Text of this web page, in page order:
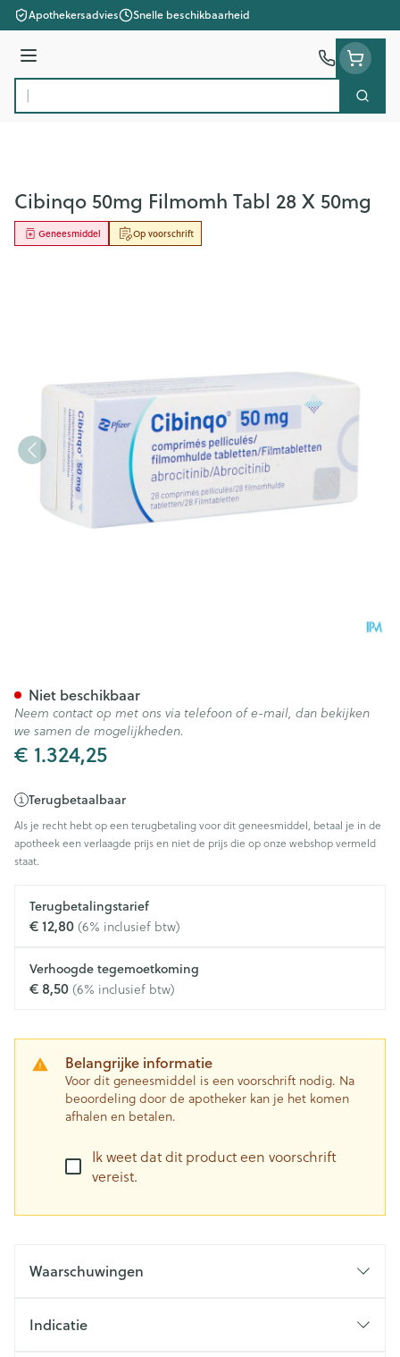
Ga naar de inhoud
Apothekersadvies Snelle beschikbaarheid
Menu
Product, merk, categorie... Zoek
Cibinqo 50mg Filmomh Tabl 28 X 50mg
Op voorschrift
Geneesmiddel
€ 1.324,25
Terugbetaalbaar
Als je recht hebt op een terugbetaling voor dit geneesmiddel, betaal je in de
apotheek een verlaagde prijs en niet de prijs die op onze webshop vermeld
staat.
Terugbetalingstarief
€ 12,80 (6% inclusief btw)
Verhoogde tegemoetkoming
€ 8,50 (6% inclusief btw)
Belangrijke informatie
Voor dit geneesmiddel is een voorschrift nodig. Na
beoordeling door de apotheker kan je het komen
afhalen en betalen.
Ik weet dat dit product een voorschrift
vereist.
Niet beschikbaar
Neem contact op met ons via telefoon of e-mail, dan bekijken
we samen de mogelijkheden.
Waarschuwingen
Indicatie